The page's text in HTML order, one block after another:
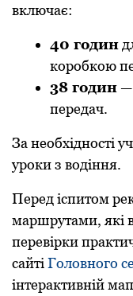
включає:
40 годин
коробкою
38 годин—
передач.
За необхідності
уроки з водіння.
Перед іспитом
маршрутами, які
перевірки
сайті Головного
інтерактивній